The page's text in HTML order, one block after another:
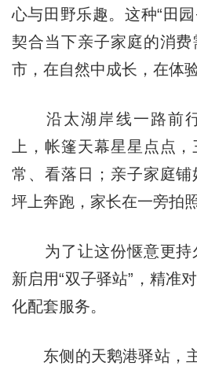
心与田野乐趣。这种“田
契合当下亲子家庭的消
市，在自然中成长，在体
沿太湖岸线一路前行
上，帐篷天幕星星点点
常、看落日；亲子家庭
坪上奔跑，家长在一旁拍
为了让这份惬意更持
新启用“双子驿站”，精准
化配套服务。
东侧的天鹅港驿站，主